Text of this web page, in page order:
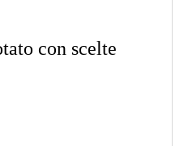
con scelte